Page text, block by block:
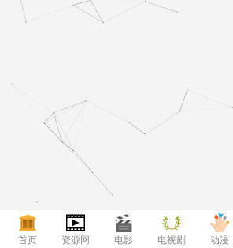
首页 资源网 电影 电视剧 动漫